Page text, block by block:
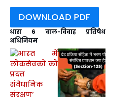
DOWNLOAD PDF
धारा 6 बाल-विवाह प्रतिषेध
अधिनियम